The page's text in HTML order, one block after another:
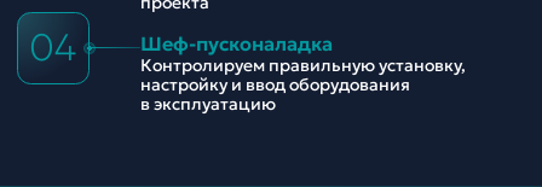
04 Шеф-пусконаладка
Контролируем правильную установку,
настройку и ввод оборудования
в эксплуатацию